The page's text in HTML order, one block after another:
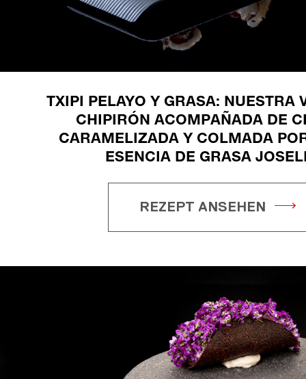
TXIPI PELAYO Y GRASA: NUESTRA
CHIPIRÓN ACOMPAÑADA DE
CARAMELIZADA Y COLMADA
ESENCIA DE GRASA
REZEPT ANSEHEN